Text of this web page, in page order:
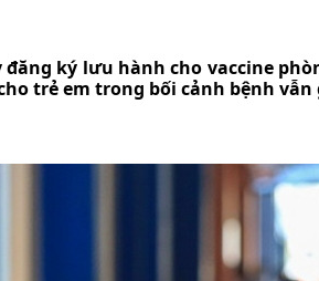
đăng ký lưu hành cho vaccine
trẻ em trong bối cảnh bệnh vẫn